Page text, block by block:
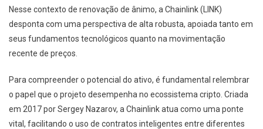
Nesse contexto de renovação de ânimo, a Chainlink (LINK)
desponta com uma perspectiva de alta robusta, apoiada tanto em
seus fundamentos tecnológicos quanto na movimentação
recente de preços.
Para compreender o potencial do ativo, é fundamental relembrar
o papel que o projeto desempenha no ecossistema cripto. Criada
em 2017 por Sergey Nazarov, a Chainlink atua como uma ponte
vital, facilitando o uso de contratos inteligentes entre diferentes